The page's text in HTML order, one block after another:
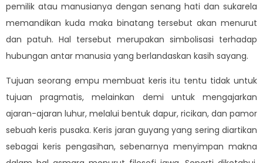
pemilik atau manusianya dengan senang hati dan sukarela
memandikan kuda maka binatang tersebut akan menurut
dan patuh. Hal tersebut merupakan simbolisasi terhadap
hubungan antar manusia yang berlandaskan kasih sayang.
Tujuan seorang empu membuat keris itu tentu tidak untuk
tujuan pragmatis, melainkan demi untuk mengajarkan
ajaran-ajaran luhur, melalui bentuk dapur, ricikan, dan pamor
sebuah keris pusaka. Keris jaran guyang yang sering diartikan
sebagai keris pengasihan, sebenarnya menyimpan makna